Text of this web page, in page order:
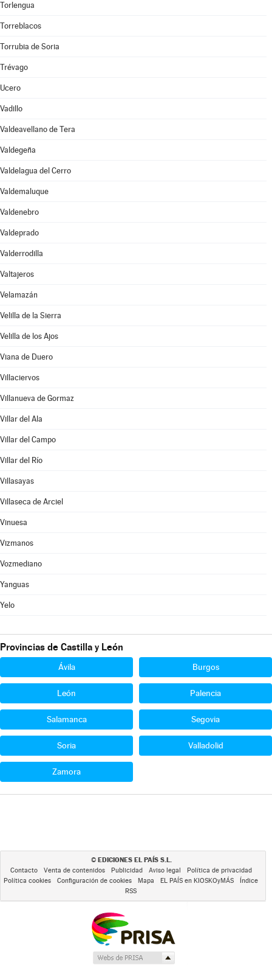
Torlengua
Torreblacos
Torrubia de Soria
Trévago
Ucero
Vadillo
Valdeavellano de Tera
Valdegeña
Valdelagua del Cerro
Valdemaluque
Valdenebro
Valdeprado
Valderrodilla
Valtajeros
Velamazán
Velilla de la Sierra
Velilla de los Ajos
Viana de Duero
Villaciervos
Villanueva de Gormaz
Villar del Ala
Villar del Campo
Villar del Río
Villasayas
Villaseca de Arciel
Vinuesa
Vizmanos
Vozmediano
Yanguas
Yelo
Provincias de Castilla y León
Ávila Burgos
León Palencia
Salamanca Segovia
Soria Valladolid
Zamora
© EDICIONES EL PAÍS S.L.
Contacto Venta de contenidos Publicidad Aviso legal
Política de privacidad
Política cookies
Configuración de cookies Mapa EL PAÍS en KIOSKOyMÁS
Índice
RSS